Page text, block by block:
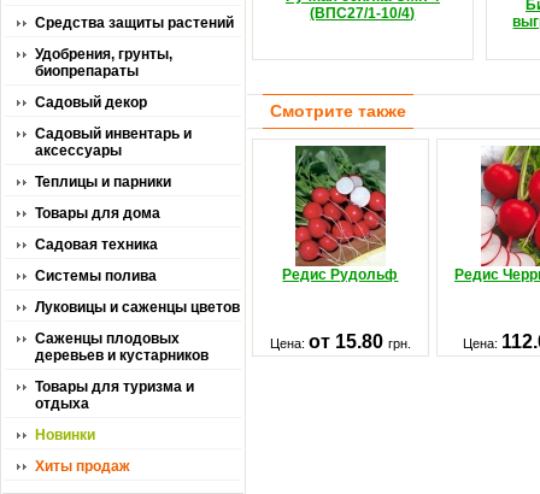
Средства защиты растений
Удобрения, грунты,
биопрепараты
Садовый декор
Садовый инвентарь и
аксессуары
Теплицы и парники
Товары для дома
Садовая техника
Системы полива
Луковицы и саженцы цветов
Саженцы плодовых
деревьев и кустарников
Товары для туризма и
отдыха
Новинки
Хиты продаж
(ВПС27/1-10/4)
Смотрите также
Редис Рудольф Редис
Цена: от 15.80 грн. Цена: